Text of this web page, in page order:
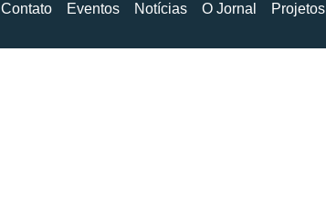
Contato Eventos Notícias O Jornal Projetos